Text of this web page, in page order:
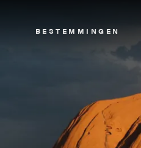
BESTEMMINGEN